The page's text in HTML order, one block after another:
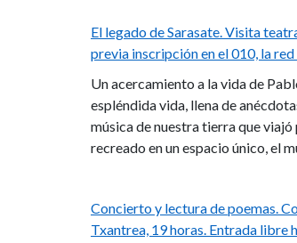
El legado de Sarasate. Visita
previa inscripción en el 010, la
Un acercamiento a la vida de
espléndida vida, llena de
música de nuestra tierra que
recreado en un espacio único, el
Concierto y lectura de poemas.
Txantrea, 19 horas. Entrada libre